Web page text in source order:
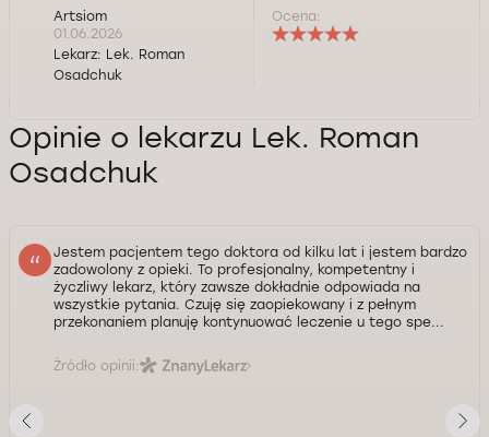
Artsiom
01.06.2026
Lekarz: Lek. Roman
Osadchuk
Ocena:
Opinie o lekarzu Lek. Roman
Osadchuk
Jestem pacjentem tego doktora od kilku lat i jestem bardzo
zadowolony z opieki. To profesjonalny, kompetentny i
życzliwy lekarz, który zawsze dokładnie odpowiada na
wszystkie pytania. Czuję się zaopiekowany i z pełnym
przekonaniem planuję kontynuować leczenie u tego spe...
Źródło opinii: